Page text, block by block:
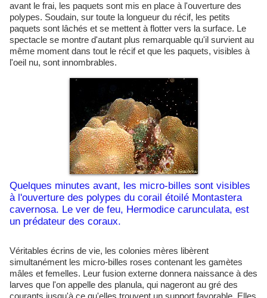
avant le frai, les paquets sont mis en place à l'ouverture des
polypes. Soudain, sur toute la longueur du récif, les petits
paquets sont lâchés et se mettent à flotter vers la surface. Le
spectacle se montre d'autant plus remarquable qu'il survient au
même moment dans tout le récif et que les paquets, visibles à
l'oeil nu, sont innombrables.
Quelques minutes avant, les micro-billes sont visibles
à l'ouverture des polypes du corail étoilé Montastera
cavernosa. Le ver de feu, Hermodice carunculata, est
un prédateur des coraux.
Véritables écrins de vie, les colonies mères libèrent
simultanément les micro-billes roses contenant les gamètes
mâles et femelles. Leur fusion externe donnera naissance à des
larves que l'on appelle des planula, qui nageront au gré des
courants jusqu'à ce qu'elles trouvent un support favorable. Elles